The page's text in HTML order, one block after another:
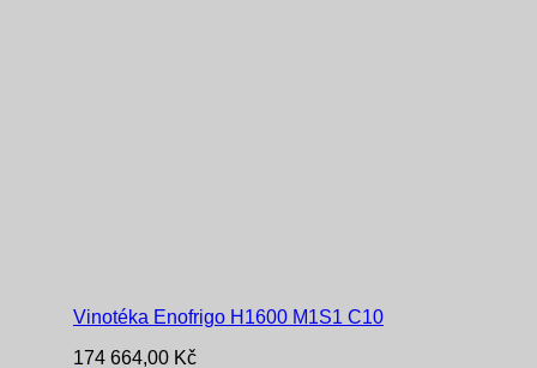
Vinotéka Enofrigo H1600 M1S1 C10
174 664,00 Kč